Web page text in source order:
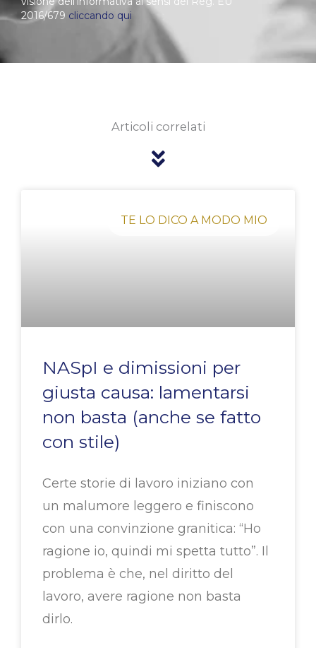
2016/679 cliccando qui
Articoli correlati
TE LO DICO A MODO MIO
NASpI e dimissioni per
giusta causa: lamentarsi
non basta (anche se fatto
con stile)
Certe storie di lavoro iniziano con
un malumore leggero e finiscono
con una convinzione granitica: “Ho
ragione io, quindi mi spetta tutto”. Il
problema è che, nel diritto del
lavoro, avere ragione non basta
dirlo.